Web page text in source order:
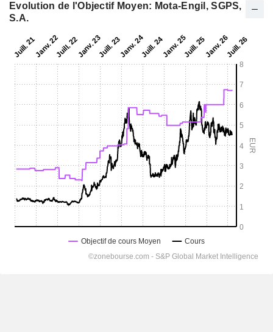
Evolution de l'Objectif Moyen: Mota-Engil, SGPS,
S.A.